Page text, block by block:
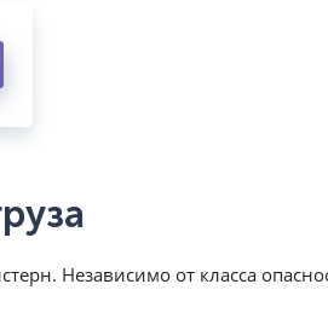
Независимо от класса